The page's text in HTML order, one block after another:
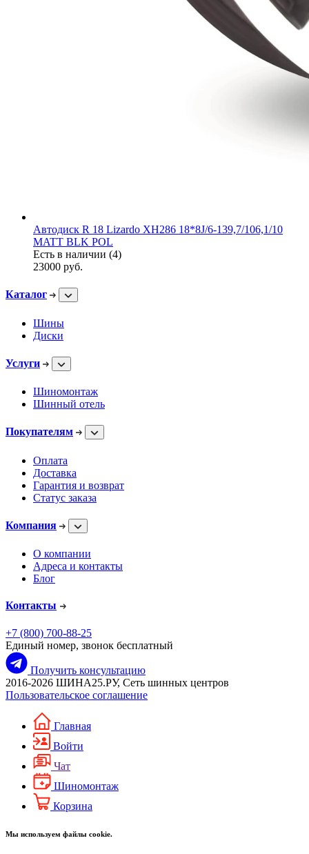
Автодиск R 18 Lizardo XH286 18*8J/6-139,7/106,1/10
MATT BLK POL
Есть в наличии (4)
23000 руб.
Каталог
Шины
Диски
Услуги
Шиномонтаж
Шинный отель
Покупателям
Оплата
Доставка
Гарантия и возврат
Статус заказа
Компания
О компании
Адреса и контакты
Блог
Контакты
+7 (800) 700-88-25
Единый номер, звонок бесплатный
Получить консультацию
2016-2026 ШИНА25.РУ, Сеть шинных центров
Пользовательское соглашение
Главная
Войти
Чат
Шиномонтаж
Корзина
Мы используем файлы cookie.